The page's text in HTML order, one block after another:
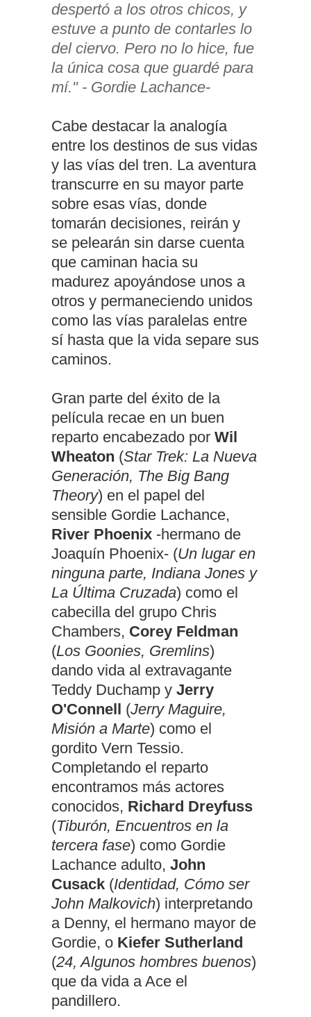
despertó a los otros chicos, y
estuve a punto de contarles lo
del ciervo. Pero no lo hice, fue
la única cosa que guardé para
mí." - Gordie Lachance-
Cabe destacar la analogía
entre los destinos de sus vidas
y las vías del tren. La aventura
transcurre en su mayor parte
sobre esas vías, donde
tomarán decisiones, reirán y
se pelearán sin darse cuenta
que caminan hacia su
madurez apoyándose unos a
otros y permaneciendo unidos
como las vías paralelas entre
sí hasta que la vida separe sus
caminos.
Gran parte del éxito de la
película recae en un buen
reparto encabezado por Wil
Wheaton (Star Trek: La Nueva
Generación, The Big Bang
Theory) en el papel del
sensible Gordie Lachance,
River Phoenix -hermano de
Joaquín Phoenix- (Un lugar en
ninguna parte, Indiana Jones y
La Última Cruzada) como el
cabecilla del grupo Chris
Chambers, Corey Feldman
(Los Goonies, Gremlins)
dando vida al extravagante
Teddy Duchamp y Jerry
O'Connell (Jerry Maguire,
Misión a Marte) como el
gordito Vern Tessio.
Completando el reparto
encontramos más actores
conocidos, Richard Dreyfuss
(Tiburón, Encuentros en la
tercera fase) como Gordie
Lachance adulto, John
Cusack (Identidad, Cómo ser
John Malkovich) interpretando
a Denny, el hermano mayor de
Gordie, o Kiefer Sutherland
(24, Algunos hombres buenos)
que da vida a Ace el
pandillero.